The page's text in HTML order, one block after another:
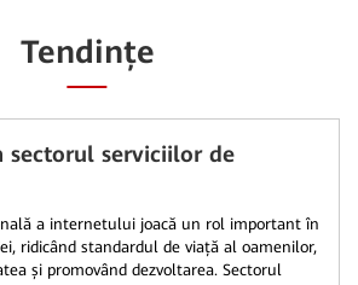
Tendințe
sectorul serviciilor de
a internetului joacă un rol important în
ridicând standardul de viață al oamenilor,
și promovând dezvoltarea. Sectorul